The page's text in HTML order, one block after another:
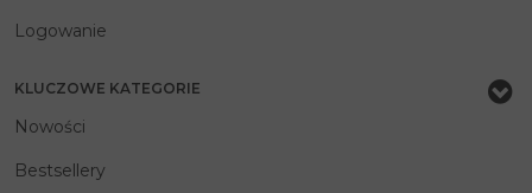
Logowanie
KLUCZOWE KATEGORIE
Nowości
Bestsellery